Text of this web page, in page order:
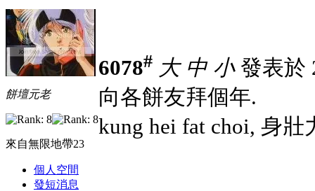
餅壇元老
來自無限地帶23
個人空間
發短消息
6078# 大 中 小發表於
向各餅友拜個年.
kung hei fat choi, 身壯